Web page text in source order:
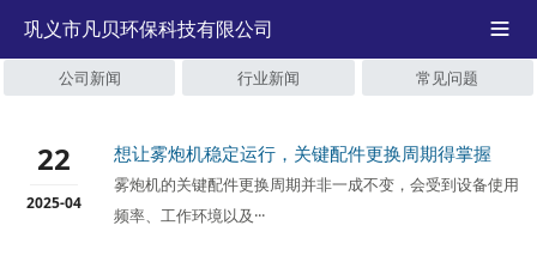
巩义市凡贝环保科技有限公司 
公司新闻 行业新闻 常见问题
22
2025-04
想让雾炮机稳定运行，关键配件更换周期得掌握
雾炮机的关键配件更换周期并非一成不变，会受到设备使用
频率、工作环境以及···